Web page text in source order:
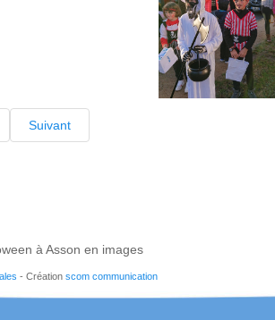
Suivant
à Asson en images
- Création scom communication